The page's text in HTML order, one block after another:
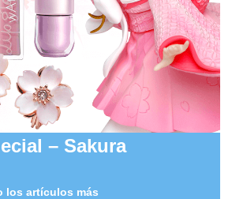
– Sakura
los artículos más